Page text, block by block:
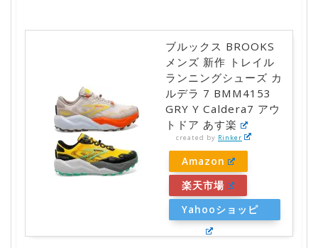
ブルックス BROOKS
メンズ 新作 トレイル
ランニングシューズ カ
ルデラ 7 BMM4153
GRY Y Caldera7 アウ
トドア あす楽
created by Rinker
Amazon
楽天市場
Yahooショッピ